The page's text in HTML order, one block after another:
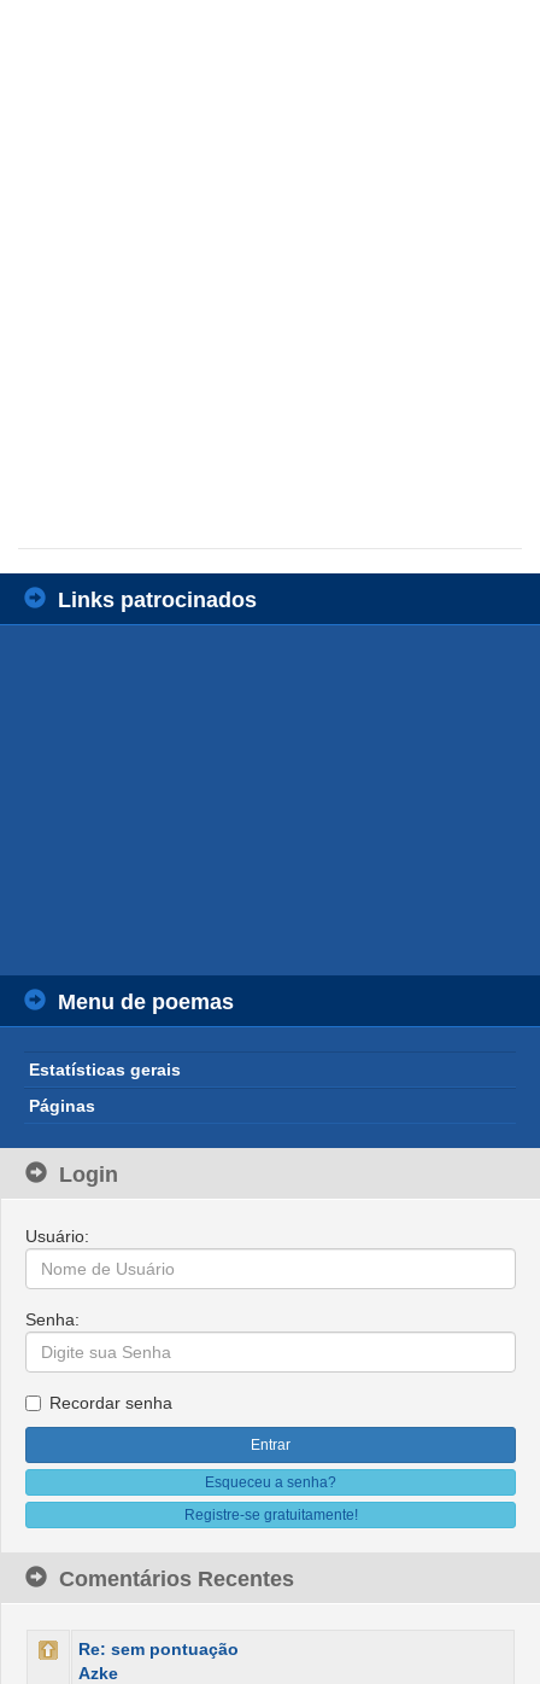
Links patrocinados
Menu de poemas
Estatísticas gerais
Páginas
Login
Usuário:
Senha:
Recordar senha
Esqueceu a senha?
Registre-se gratuitamente!
Comentários Recentes
Re: sem pontuação
Azke